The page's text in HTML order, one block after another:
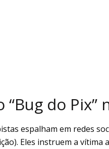
do Pix”
espalham em redes
Eles instruem a vítima